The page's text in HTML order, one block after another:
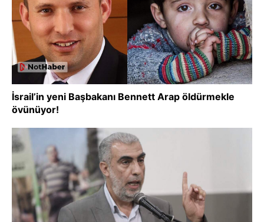
İsrail’in yeni Başbakanı Bennett Arap öldürmekle
övünüyor!